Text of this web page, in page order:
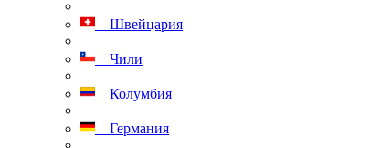
Швейцария
Чили
Колумбия
Германия